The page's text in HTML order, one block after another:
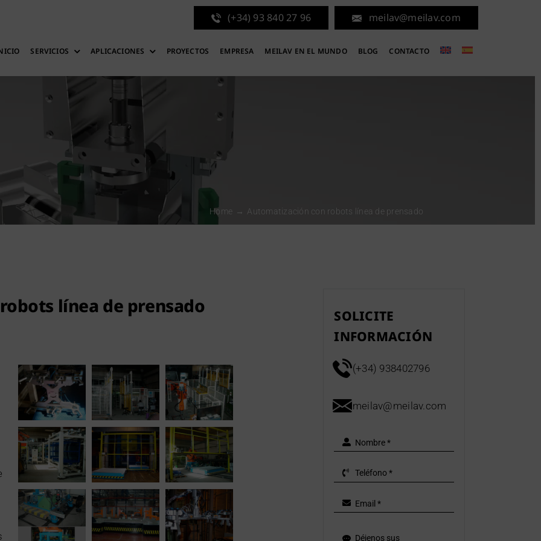
(+34) 93 840 27 96 meilav@meilav.com
SERVICIOS APLICACIONES PROYECTOS EMPRESA MEILAV EN EL MUNDO BLOG CONTACTO
Home Automatización con robots línea de prensado
línea de prensado
SOLICITE
INFORMACIÓN
(+34) 938402796
meilav@meilav.com